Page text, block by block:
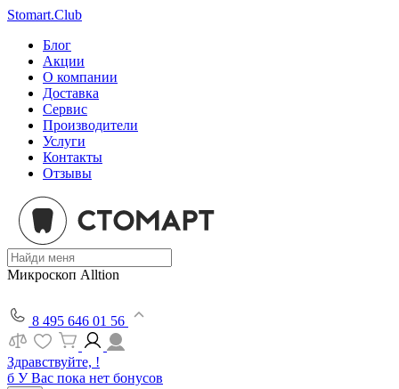
Stomart.Club
Блог
Акции
О компании
Доставка
Сервис
Производители
Услуги
Контакты
Отзывы
Микроскоп Alltion
8 495 646 01 56
Здравствуйте, !
б У Вас пока нет бонусов